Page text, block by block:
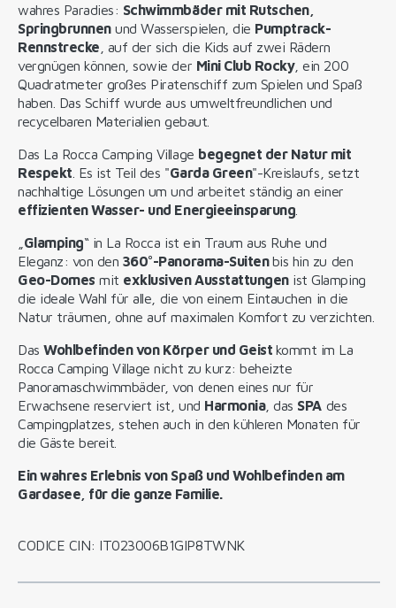
wahres Paradies: Schwimmbäder mit Rutschen,
Springbrunnenund Wasserspielen, die Pumptrack-
Rennstrecke , auf der sich die Kids auf zwei Rädern
vergnügen können, sowie der Mini Club Rocky, ein 200
Quadratmeter großes Piratenschiff zum Spielen und Spaß
haben. Das Schiff wurde aus umweltfreundlichen und
recycelbaren Materialien gebaut.
Das La Rocca Camping Village begegnet der Natur mit
Respekt . Es ist Teil des "Garda Green"-Kreislaufs, setzt
nachhaltige Lösungen um und arbeitet ständig an einer
effizienten Wasser- und Energieeinsparung
Glamping“ in La Rocca ist ein Traum aus Ruhe und
Eleganz: von den 360°-Panorama-Suitenbis hin zu den
Geo-Domes mit exklusiven Ausstattungenist Glamping
die ideale Wahl für alle, die von einem Eintauchen in die
Natur träumen, ohne auf maximalen Komfort zu verzichten.
DasWohlbefinden von Körper und Geist kommt im La
Rocca Camping Village nicht zu kurz: beheizte
Panoramaschwimmbäder, von denen eines nur für
Erwachsene reserviert ist, und Harmonia, das SPAdes
Campingplatzes, stehen auch in den kühleren Monaten für
die Gäste bereit.
Ein wahres Erlebnis von Spaß und Wohlbefinden am
Gardasee, für die ganze Familie.
CODICE CIN: IT023006B1GIP8TWNK